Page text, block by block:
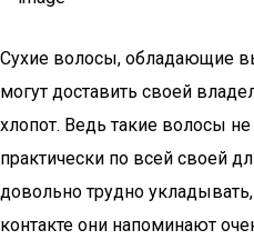
Сухие волосы, обладающие
могут доставить своей
хлопот. Ведь такие волосы
практически по всей своей
довольно трудно
контакте они напоминают